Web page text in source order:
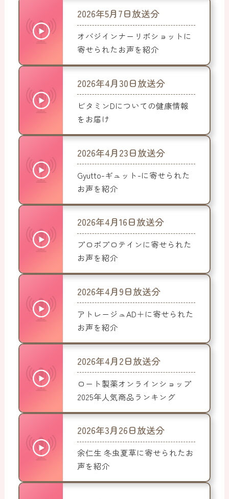
2026年5月7日放送分
オバジインナーリポショットに
寄せられたお声を紹介
2026年4月30日放送分
ビタミンDについての健康情報
をお届け
2026年4月23日放送分
Gyutto-ギュット-に寄せられた
お声を紹介
2026年4月16日放送分
プロポプロテインに寄せられた
お声を紹介
2026年4月9日放送分
アトレージュAD＋に寄せられた
お声を紹介
2026年4月2日放送分
ロート製薬オンラインショップ
2025年人気商品ランキング
2026年3月26日放送分
余仁生 冬虫夏草に寄せられたお
声を紹介